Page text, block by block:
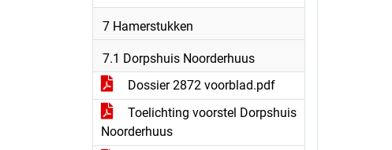
7 Hamerstukken
7.1 Dorpshuis Noorderhuus
Dossier 2872 voorblad.pdf
Toelichting voorstel Dorpshuis
Noorderhuus